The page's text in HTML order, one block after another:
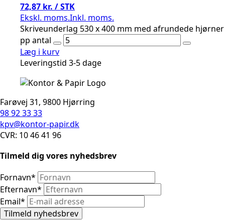
72,87 kr. / STK
Ekskl. moms.Inkl. moms.
Skriveunderlag 530 x 400 mm med afrundede hjørner
pp antal
Læg i kurv
Leveringstid 3-5 dage
Farøvej 31, 9800 Hjørring
98 92 33 33
kpv@kontor-papir.dk
CVR: 10 46 41 96
Tilmeld dig vores nyhedsbrev
Fornavn*
Efternavn*
Email*
Tilmeld nyhedsbrev